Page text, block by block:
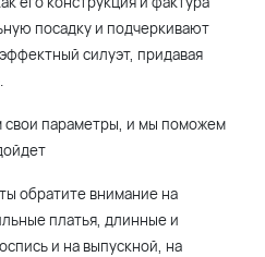
посадку и подчеркивают
силуэт, придавая
свои параметры, и мы поможем
обратите внимание на
платья, длинные и
и на выпускной, на